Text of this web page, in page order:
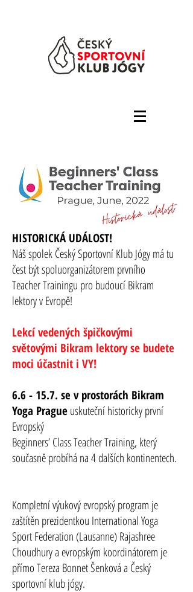
HISTORICKÁ UDÁLOST!
Náš spolek Český Sportovní Klub Jógy má tu
čest být spoluorganizátorem prvního
Teacher Trainingu pro budoucí Bikram
lektory v Evropě!
Lekcí vedených špičkovými
světovými Bikram lektory se budete
moci účastnit i VY!
6.6 - 15.7. se v prostorách Bikram
Yoga Pragueuskuteční historicky první
Evropský
Beginners’ Class Teacher Training, který
současně probíhá na 4 dalších kontinentech.​​​​​​​​
Kompletní výukový evropský program je
zaštítěn prezidentkou International Yoga
Sport Federation (Lausanne) Rajashree
Choudhury a evropským koordinátorem je
přímo Tereza Bonnet Šenková a Český
sportovní klub jógy.​​​​​​​​